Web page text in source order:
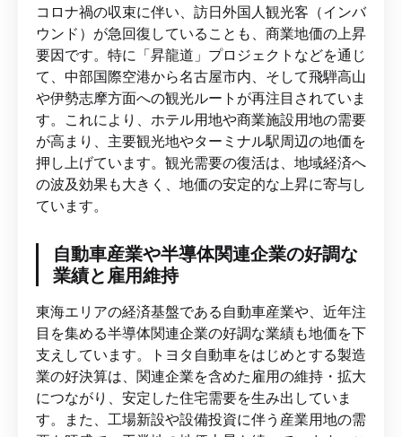
コロナ禍の収束に伴い、訪日外国人観光客（インバ
ウンド）が急回復していることも、商業地価の上昇
要因です。特に「昇龍道」プロジェクトなどを通じ
て、中部国際空港から名古屋市内、そして飛騨高山
や伊勢志摩方面への観光ルートが再注目されていま
す。これにより、ホテル用地や商業施設用地の需要
が高まり、主要観光地やターミナル駅周辺の地価を
押し上げています。観光需要の復活は、地域経済へ
の波及効果も大きく、地価の安定的な上昇に寄与し
ています。
自動車産業や半導体関連企業の好調な
業績と雇用維持
東海エリアの経済基盤である自動車産業や、近年注
目を集める半導体関連企業の好調な業績も地価を下
支えしています。トヨタ自動車をはじめとする製造
業の好決算は、関連企業を含めた雇用の維持・拡大
につながり、安定した住宅需要を生み出していま
す。また、工場新設や設備投資に伴う産業用地の需